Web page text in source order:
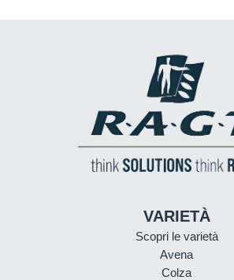
VARIETÀ
Scopri le varietà
Avena
Colza